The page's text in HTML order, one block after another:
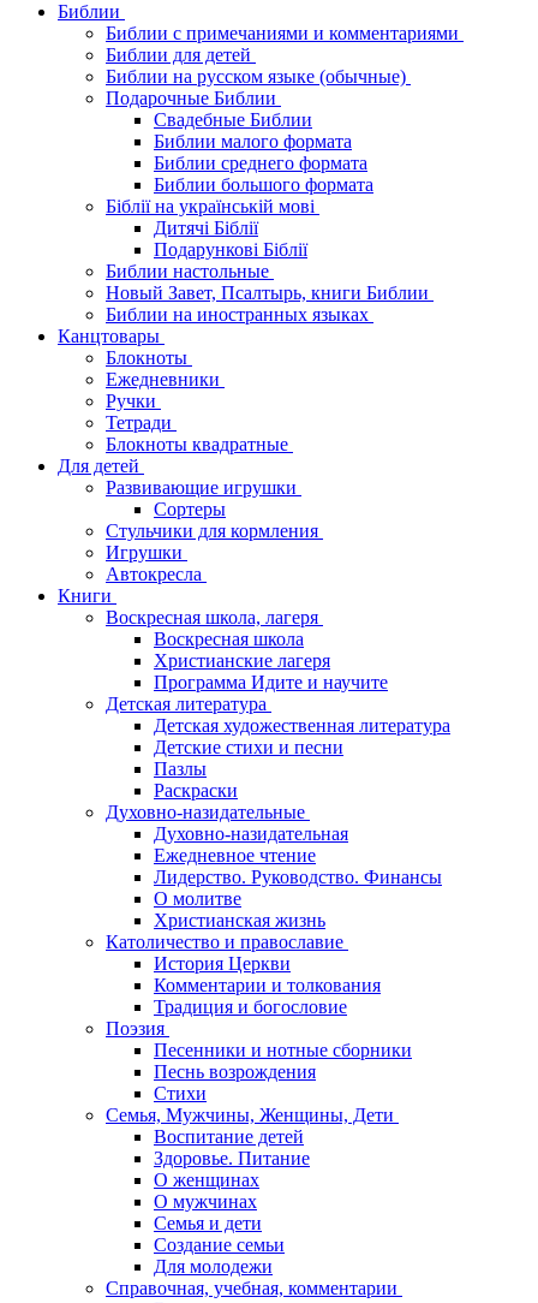
Библии
Библии с примечаниями и комментариями
Библии для детей
Библии на русском языке (обычные)
Подарочные Библии
Свадебные Библии
Библии малого формата
Библии среднего формата
Библии большого формата
Біблії на українській мові
Дитячі Біблії
Подарункові Біблії
Библии настольные
Новый Завет, Псалтырь, книги Библии
Библии на иностранных языках
Канцтовары
Блокноты
Ежедневники
Ручки
Тетради
Блокноты квадратные
Для детей
Развивающие игрушки
Сортеры
Стульчики для кормления
Игрушки
Автокресла
Книги
Воскресная школа, лагеря
Воскресная школа
Христианские лагеря
Программа Идите и научите
Детская литература
Детская художественная литература
Детские стихи и песни
Пазлы
Раскраски
Духовно-назидательные
Духовно-назидательная
Ежедневное чтение
Лидерство. Руководство. Финансы
О молитве
Христианская жизнь
Католичество и православие
История Церкви
Комментарии и толкования
Традиция и богословие
Поэзия
Песенники и нотные сборники
Песнь возрождения
Стихи
Семья, Мужчины, Женщины, Дети
Воспитание детей
Здоровье. Питание
О женщинах
О мужчинах
Семья и дети
Создание семьи
Для молодежи
Справочная, учебная, комментарии